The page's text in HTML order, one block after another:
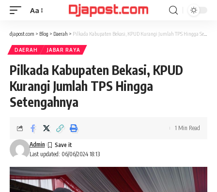
Font
Aa
djapost.com > Blog > Daerah > Pilkada Kabupaten Bekasi, KPUD Kurangi Jumlah TPS Hingga Setengahnya
DAERAH JABAR RAYA
Pilkada Kabupaten Bekasi, KPUD
Kurangi Jumlah TPS Hingga
Setengahnya
Last updated: 06/06/2024 18:13
Admin
1 Min Read